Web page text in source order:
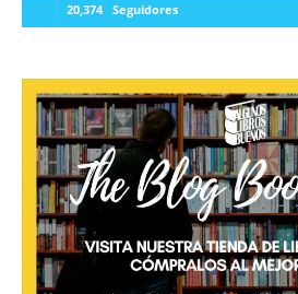
20,374 Seguidores